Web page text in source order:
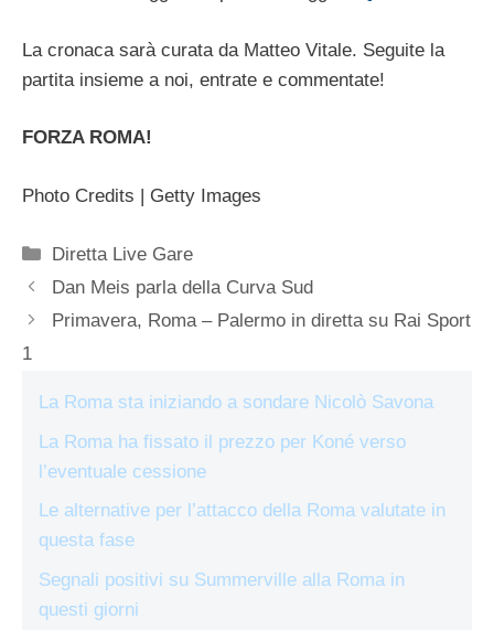
La cronaca sarà curata da Matteo Vitale. Seguite la
partita insieme a noi, entrate e commentate!
FORZA ROMA!
Photo Credits | Getty Images
Categorie
Diretta Live Gare
Dan Meis parla della Curva Sud
Primavera, Roma – Palermo in diretta su Rai Sport
1
La Roma sta iniziando a sondare Nicolò Savona
La Roma ha fissato il prezzo per Koné verso
l’eventuale cessione
Le alternative per l’attacco della Roma valutate in
questa fase
Segnali positivi su Summerville alla Roma in
questi giorni